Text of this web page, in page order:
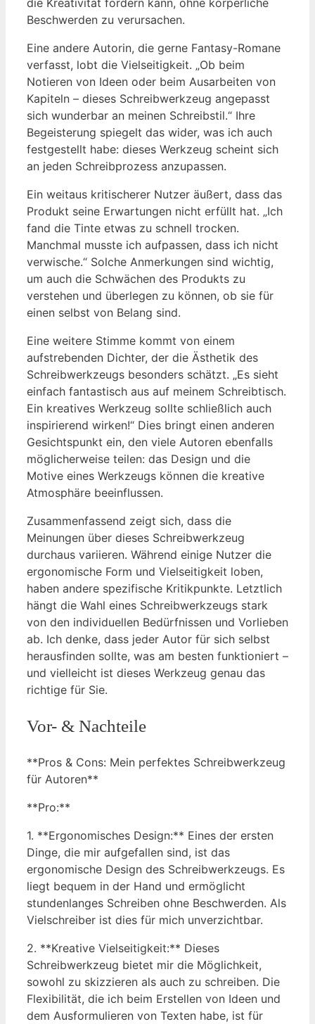
die Kreativität fördern kann, ohne körperliche
Beschwerden zu verursachen.
Eine andere Autorin, die gerne Fantasy-Romane
verfasst, lobt die Vielseitigkeit. „Ob beim
Notieren von Ideen oder beim Ausarbeiten von
Kapiteln – dieses Schreibwerkzeug angepasst
sich wunderbar an meinen Schreibstil.“ Ihre
Begeisterung spiegelt das wider, was ich auch
festgestellt habe: dieses Werkzeug scheint sich
an jeden Schreibprozess anzupassen.
Ein weitaus kritischerer Nutzer äußert, dass das
Produkt seine Erwartungen nicht erfüllt hat. „Ich
fand die Tinte etwas zu schnell trocken.
Manchmal musste ich aufpassen, dass ich nicht
verwische.“ Solche Anmerkungen sind wichtig,
um auch die Schwächen des Produkts zu
verstehen und überlegen zu können, ob sie für
einen selbst von Belang sind.
Eine weitere Stimme kommt von einem
aufstrebenden Dichter, der die Ästhetik des
Schreibwerkzeugs besonders schätzt. „Es sieht
einfach fantastisch aus auf meinem Schreibtisch.
Ein kreatives Werkzeug sollte schließlich auch
inspirierend wirken!“ Dies bringt einen anderen
Gesichtspunkt ein, den viele Autoren ebenfalls
möglicherweise teilen: das Design und die
Motive eines Werkzeugs können die kreative
Atmosphäre beeinflussen.
Zusammenfassend zeigt sich, dass die
Meinungen über dieses Schreibwerkzeug
durchaus variieren. Während einige Nutzer die
ergonomische Form und Vielseitigkeit loben,
haben andere spezifische Kritikpunkte. Letztlich
hängt die Wahl eines Schreibwerkzeugs stark
von den individuellen Bedürfnissen und Vorlieben
ab. Ich denke, dass jeder Autor für sich selbst
herausfinden sollte, was am besten funktioniert –
und vielleicht ist dieses Werkzeug genau das
richtige für Sie.
Vor- & Nachteile
**Pros & Cons: Mein perfektes Schreibwerkzeug
für Autoren**
**Pro:**
1. **Ergonomisches Design:** Eines der ersten
Dinge, die mir aufgefallen sind, ist das
ergonomische Design des Schreibwerkzeugs. Es
liegt bequem in der Hand und ermöglicht
stundenlanges Schreiben ohne Beschwerden. Als
Vielschreiber ist dies für mich unverzichtbar.
2. **Kreative Vielseitigkeit:** Dieses
Schreibwerkzeug bietet mir die Möglichkeit,
sowohl zu skizzieren als auch zu schreiben. Die
Flexibilität, die ich beim Erstellen von Ideen und
dem Ausformulieren von Texten habe, ist für